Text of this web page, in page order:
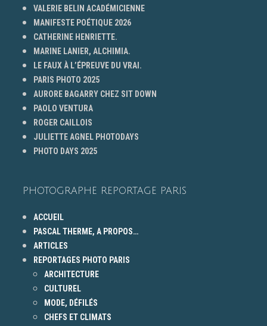
VALERIE BELIN ACADÉMICIENNE
MANIFESTE POÉTIQUE 2026
CATHERINE HENRIETTE.
MARINE LANIER, ALCHIMIA.
LE FAUX À L’ÉPREUVE DU VRAI.
PARIS PHOTO 2025
AURORE BAGARRY CHEZ SIT DOWN
PAOLO VENTURA
ROGER CAILLOIS
JULIETTE AGNEL PHOTODAYS
PHOTO DAYS 2025
PHOTOGRAPHE REPORTAGE PARIS
ACCUEIL
PASCAL THERME, A PROPOS…
ARTICLES
REPORTAGES PHOTO PARIS
ARCHITECTURE
CULTUREL
MODE, DÉFILÉS
CHEFS ET CLIMATS